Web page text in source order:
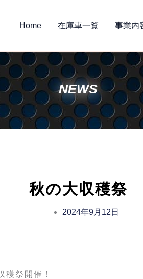
Home 在庫車一覧 事業内
NEWS
秋の大収穫祭
2024年9月12日
穫祭開催！